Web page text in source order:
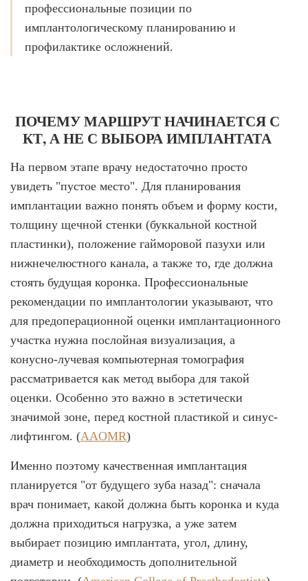
профессиональные позиции по
имплантологическому планированию и
профилактике осложнений.
ПОЧЕМУ МАРШРУТ НАЧИНАЕТСЯ С
КТ, А НЕ С ВЫБОРА ИМПЛАНТАТА
На первом этапе врачу недостаточно просто
увидеть "пустое место". Для планирования
имплантации важно понять объем и форму кости,
толщину щечной стенки (буккальной костной
пластинки), положение гайморовой пазухи или
нижнечелюстного канала, а также то, где должна
стоять будущая коронка. Профессиональные
рекомендации по имплантологии указывают, что
для предоперационной оценки имплантационного
участка нужна послойная визуализация, а
конусно-лучевая компьютерная томография
рассматривается как метод выбора для такой
оценки. Особенно это важно в эстетически
значимой зоне, перед костной пластикой и синус-
лифтингом. (AAOMR)
Именно поэтому качественная имплантация
планируется "от будущего зуба назад": сначала
врач понимает, какой должна быть коронка и куда
должна приходиться нагрузка, а уже затем
выбирает позицию имплантата, угол, длину,
диаметр и необходимость дополнительной